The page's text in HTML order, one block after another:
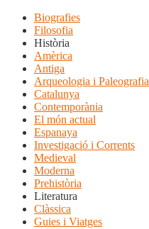
Biografies
Filosofia
Història
Amèrica
Antiga
Arqueologia i Paleografia
Catalunya
Contemporània
El món actual
Espanaya
Investigació i Corrents
Medieval
Moderna
Prehistòria
Literatura
Clàssica
Guies i Viatges